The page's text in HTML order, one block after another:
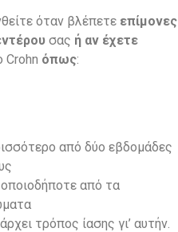
όταν βλέπετε επίμονες
σας ή αν έχετε
Crohn όπως:
από δύο εβδομάδες
από τα
τρόπος ίασης γι’ αυτήν.